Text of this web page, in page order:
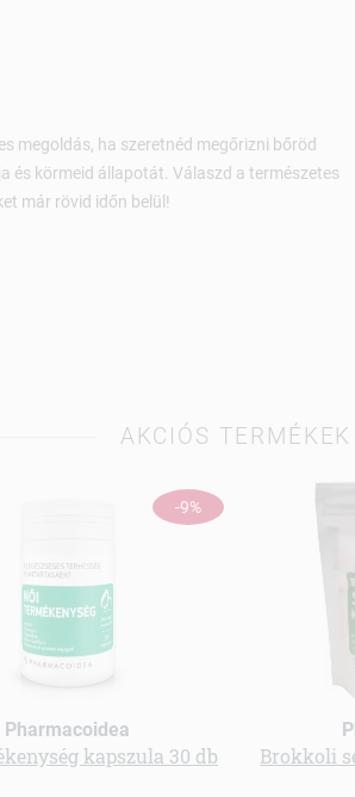
megoldás, ha szeretnéd megőrizni bőröd
és körmeid állapotát. Válaszd a természetes
már rövid időn belül!
AKCIÓS TERMÉKEK
-9%
Pharmacoidea
kapszula 30 db Brokkoli